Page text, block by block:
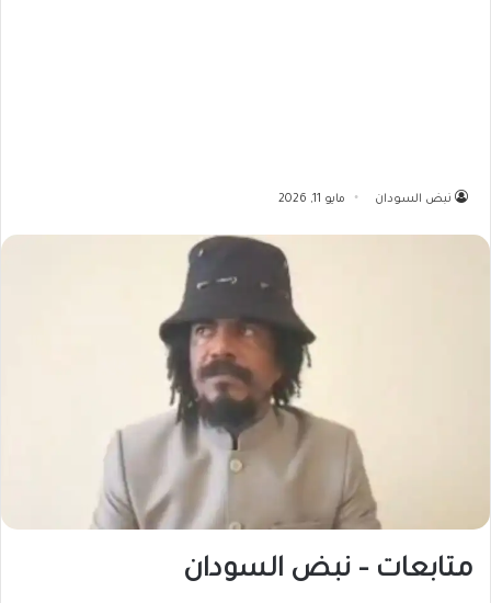
نبض السودان مايو 11, 2026
متابعات – نبض السودان